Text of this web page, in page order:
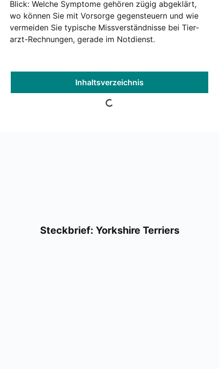
Blick: Wel­che Sym­pto­me gehö­ren zügig abge­klärt,
wo kön­nen Sie mit Vor­sor­ge gegen­steu­ern und wie
ver­mei­den Sie typi­sche Miss­ver­ständ­nis­se bei Tier­
arzt-Rech­nun­gen, gera­de im Not­dienst.
Inhalts­ver­zeich­nis
Steck­brief: York­shire Ter­ri­ers